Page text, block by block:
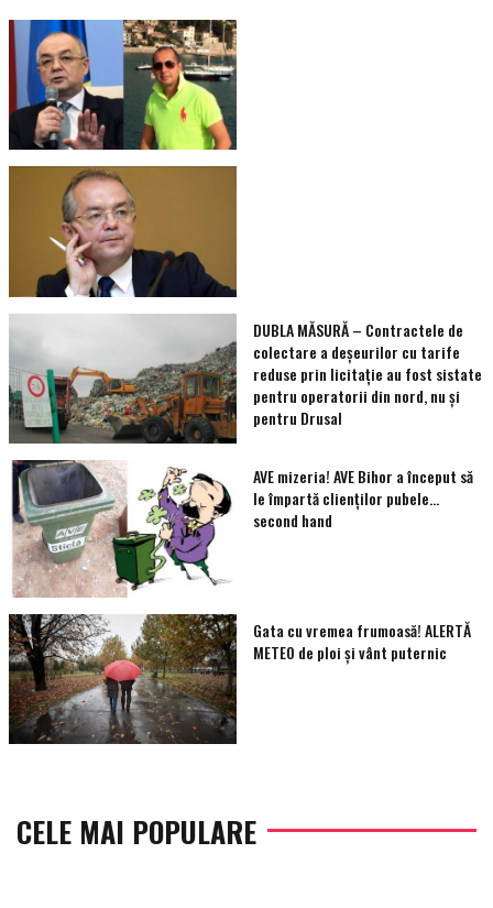
DUBLA MĂSURĂ – Contractele de
colectare a deșeurilor cu tarife
reduse prin licitație au fost sistate
pentru operatorii din nord, nu și
pentru Drusal
AVE mizeria! AVE Bihor a început să
le împartă clienţilor pubele…
second hand
Gata cu vremea frumoasă! ALERTĂ
METEO de ploi și vânt puternic
CELE MAI POPULARE